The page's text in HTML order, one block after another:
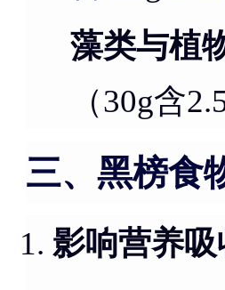
藻类与植
（30g含
三、黑榜食
影响营养